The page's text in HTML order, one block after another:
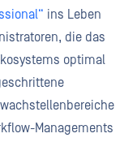
ins Leben
die das
optimal
Managements